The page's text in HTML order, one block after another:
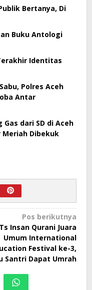
Bertanya, Di
Buku Antologi
Identitas
Polres Aceh
Antar
dari SD di Aceh
Meriah Dibekuk
Pos berikutnya
Insan Qurani Juara
Umum International
Festival ke-3,
Santri Dapat Umrah